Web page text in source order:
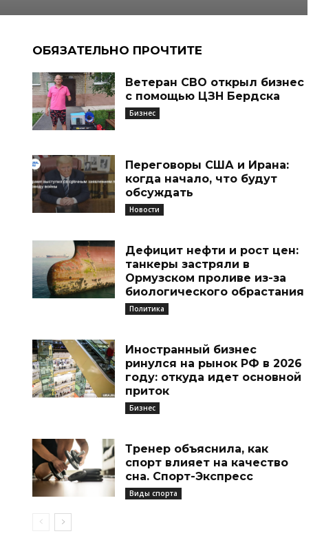
ОБЯЗАТЕЛЬНО ПРОЧТИТЕ
Ветеран СВО открыл бизнес
с помощью ЦЗН Бердска
Бизнес
Переговоры США и Ирана:
когда начало, что будут
обсуждать
Новости
Дефицит нефти и рост цен:
танкеры застряли в
Ормузском проливе из-за
биологического обрастания
Политика
Иностранный бизнес
ринулся на рынок РФ в 2026
году: откуда идет основной
приток
Бизнес
Тренер объяснила, как
спорт влияет на качество
сна. Спорт-Экспресс
Виды спорта